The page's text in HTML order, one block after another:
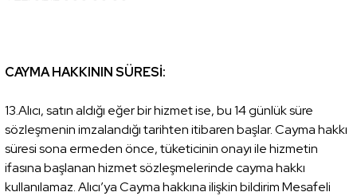
CAYMA HAKKININ SÜRESİ:
13.Alıcı, satın aldığı eğer bir hizmet ise, bu 14 günlük süre
sözleşmenin imzalandığı tarihten itibaren başlar. Cayma hakkı
süresi sona ermeden önce, tüketicinin onayı ile hizmetin
ifasına başlanan hizmet sözleşmelerinde cayma hakkı
kullanılamaz. Alıcı’ya Cayma hakkına ilişkin bildirim Mesafeli